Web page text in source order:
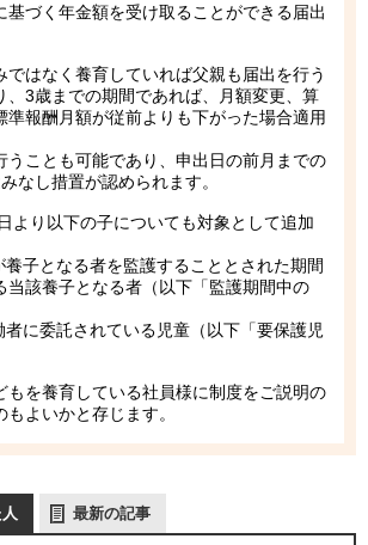
基づく年金額を受け取ることができる届出
ではなく養育していれば父親も届出を行う
、3歳までの期間であれば、月額変更、算
準報酬月額が従前よりも下がった場合適用
うことも可能であり、申出日の前月までの
なし措置が認められます。
より以下の子についても対象として追加
子となる者を監護することとされた期間
当該養子となる者（以下「監護期間中の
に委託されている児童（以下「要保護児
もを養育している社員様に制度をご説明の
よいかと存じます。
最新の記事